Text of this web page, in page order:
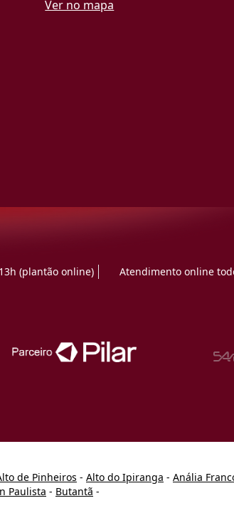
Ver no mapa
(plantão online) Atendimento online
de Pinheiros - Alto do Ipiranga - Anália
Paulista - Butantã -